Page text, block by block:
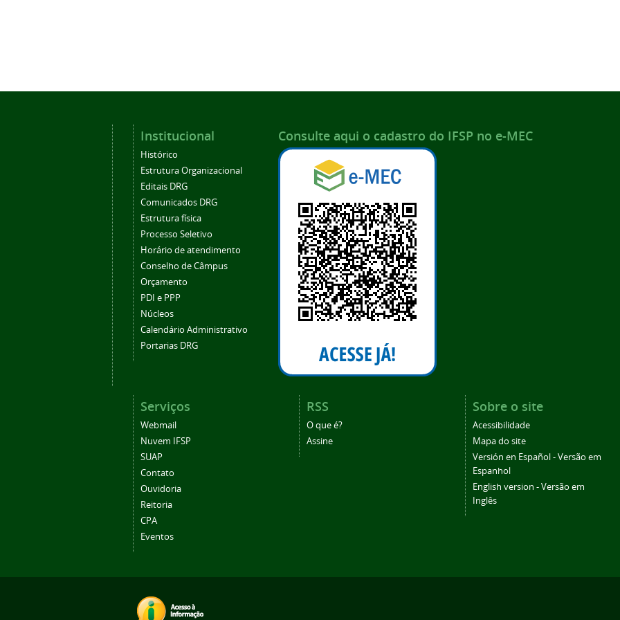
Institucional
Histórico
Estrutura Organizacional
Editais DRG
Comunicados DRG
Estrutura física
Processo Seletivo
Horário de atendimento
Conselho de Câmpus
Orçamento
PDI e PPP
Núcleos
Calendário Administrativo
Portarias DRG
Consulte aqui o cadastro do IFSP no e-MEC
Serviços
Webmail
Nuvem IFSP
SUAP
Contato
Ouvidoria
Reitoria
CPA
Eventos
RSS
O que é?
Assine
Sobre o site
Acessibilidade
Mapa do site
Versión en Español - Versão em
Espanhol
English version - Versão em
Inglês